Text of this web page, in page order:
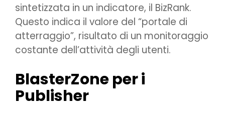
sintetizzata in un indicatore, il BizRank.
Questo indica il valore del “portale di
atterraggio”, risultato di un monitoraggio
costante dell’attività degli utenti.
BlasterZone per i
Publisher